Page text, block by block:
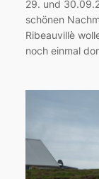
29. und
schönen
Ribeauvillè
noch einmal